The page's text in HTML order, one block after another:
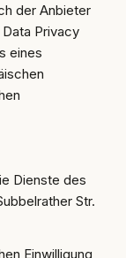
der Anbieter
Privacy
eines
Dienste des
Str.
Einwilligung